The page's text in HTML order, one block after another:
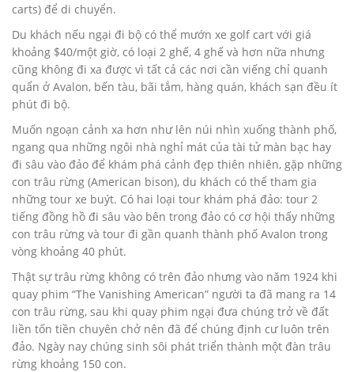
carts) để di chuyển.
Du khách nếu ngại đi bộ có thể mướn xe golf cart với giá
khoảng $40/một giờ, có loại 2 ghế, 4 ghế và hơn nữa nhưng
cũng không đi xa được vì tất cả các nơi cần viếng chỉ quanh
quẩn ở Avalon, bến tàu, bãi tắm, hàng quán, khách sạn đều ít
phút đi bộ.
Muốn ngoạn cảnh xa hơn như lên núi nhìn xuống thành phố,
ngang qua những ngôi nhà nghỉ mát của tài tử màn bạc hay
đi sâu vào đảo để khám phá cảnh đẹp thiên nhiên, gặp những
con trâu rừng (American bison), du khách có thể tham gia
những tour xe buýt. Có hai loại tour khám phá đảo: tour 2
tiếng đồng hồ đi sâu vào bên trong đảo có cơ hội thấy những
con trâu rừng và tour đi gần quanh thành phố Avalon trong
vòng khoảng 40 phút.
Thật sự trâu rừng không có trên đảo nhưng vào năm 1924 khi
quay phim “The Vanishing American” người ta đã mang ra 14
con trâu rừng, sau khi quay phim ngại đưa chúng trở về đất
liền tốn tiền chuyên chở nên đã để chúng định cư luôn trên
đảo. Ngày nay chúng sinh sôi phát triển thành một đàn trâu
rừng khoảng 150 con.